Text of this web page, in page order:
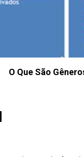
O Que São